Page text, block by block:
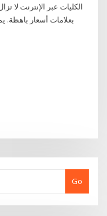
الكليات عبر الإنترنت لا
بعلامات أسعار
Go